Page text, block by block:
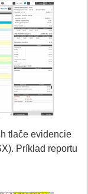
tlače evidencie
Príklad reportu